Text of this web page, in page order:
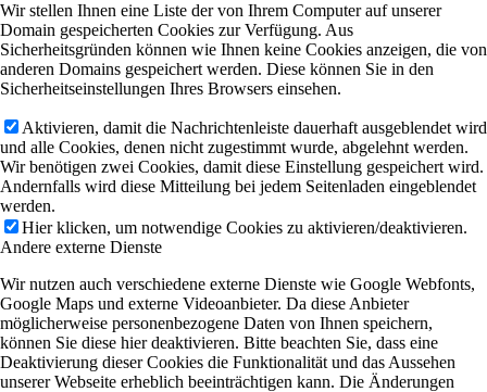
Wir stellen Ihnen eine Liste der von Ihrem Computer auf unserer
Domain gespeicherten Cookies zur Verfügung. Aus
Sicherheitsgründen können wie Ihnen keine Cookies anzeigen, die von
anderen Domains gespeichert werden. Diese können Sie in den
Sicherheitseinstellungen Ihres Browsers einsehen.
Aktivieren, damit die Nachrichtenleiste dauerhaft ausgeblendet wird
und alle Cookies, denen nicht zugestimmt wurde, abgelehnt werden.
Wir benötigen zwei Cookies, damit diese Einstellung gespeichert wird.
Andernfalls wird diese Mitteilung bei jedem Seitenladen eingeblendet
werden.
Hier klicken, um notwendige Cookies zu aktivieren/deaktivieren.
Andere externe Dienste
Wir nutzen auch verschiedene externe Dienste wie Google Webfonts,
Google Maps und externe Videoanbieter. Da diese Anbieter
möglicherweise personenbezogene Daten von Ihnen speichern,
können Sie diese hier deaktivieren. Bitte beachten Sie, dass eine
Deaktivierung dieser Cookies die Funktionalität und das Aussehen
unserer Webseite erheblich beeinträchtigen kann. Die Änderungen